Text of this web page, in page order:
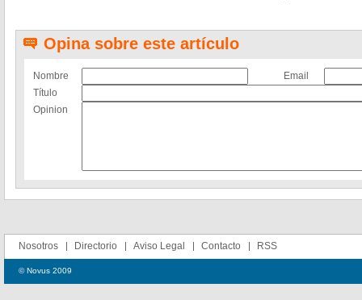
Opina sobre este artículo
Nombre
Email
Título
Opinion
Nosotros Directorio Aviso Legal Contacto RSS
© Novus 2009